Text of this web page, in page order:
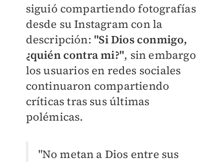
siguió compartiendo fotografías
desde su Instagram con la
descripción:"Si Dios conmigo,
¿quién contra mi?", sin embargo
los usuarios en redes sociales
continuaron compartiendo
críticas tras sus últimas
polémicas.
"No metan a Dios entre sus